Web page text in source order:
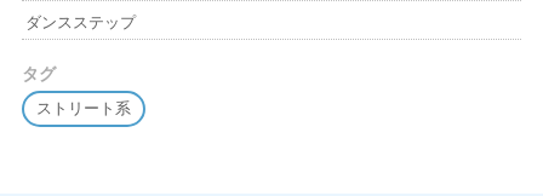
ダンスステップ
タグ
ストリート系